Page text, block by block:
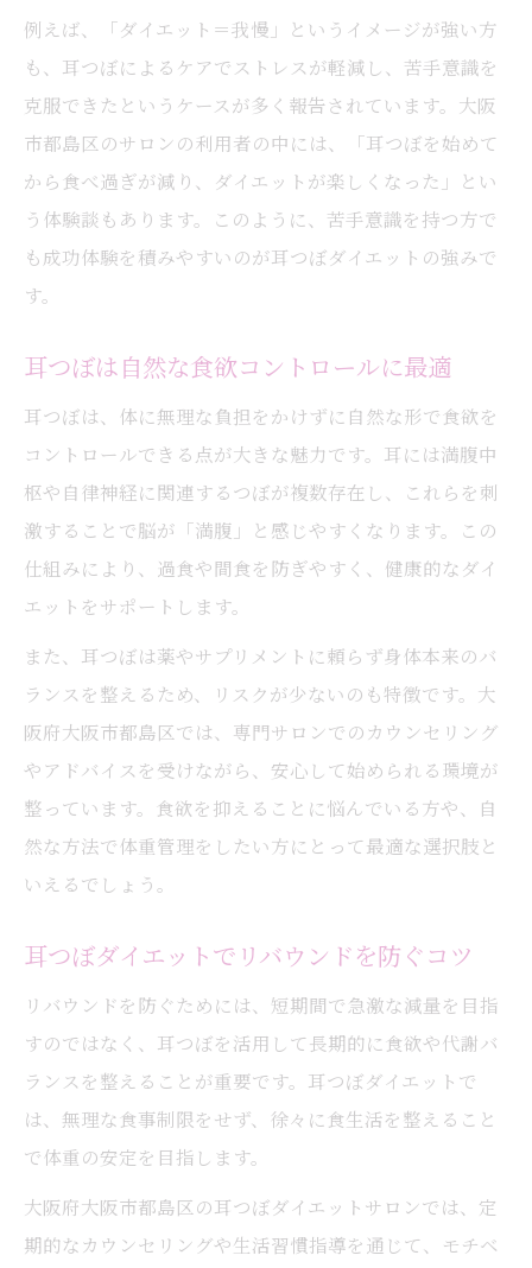
例えば、「ダイエット＝我慢」というイメージが強い方
も、耳つぼによるケアでストレスが軽減し、苦手意識を
克服できたというケースが多く報告されています。大阪
市都島区のサロンの利用者の中には、「耳つぼを始めて
から食べ過ぎが減り、ダイエットが楽しくなった」とい
う体験談もあります。このように、苦手意識を持つ方で
も成功体験を積みやすいのが耳つぼダイエットの強みで
す。
耳つぼは自然な食欲コントロールに最適
耳つぼは、体に無理な負担をかけずに自然な形で食欲を
コントロールできる点が大きな魅力です。耳には満腹中
枢や自律神経に関連するつぼが複数存在し、これらを刺
激することで脳が「満腹」と感じやすくなります。この
仕組みにより、過食や間食を防ぎやすく、健康的なダイ
エットをサポートします。
また、耳つぼは薬やサプリメントに頼らず身体本来のバ
ランスを整えるため、リスクが少ないのも特徴です。大
阪府大阪市都島区では、専門サロンでのカウンセリング
やアドバイスを受けながら、安心して始められる環境が
整っています。食欲を抑えることに悩んでいる方や、自
然な方法で体重管理をしたい方にとって最適な選択肢と
いえるでしょう。
耳つぼダイエットでリバウンドを防ぐコツ
リバウンドを防ぐためには、短期間で急激な減量を目指
すのではなく、耳つぼを活用して長期的に食欲や代謝バ
ランスを整えることが重要です。耳つぼダイエットで
は、無理な食事制限をせず、徐々に食生活を整えること
で体重の安定を目指します。
大阪府大阪市都島区の耳つぼダイエットサロンでは、定
期的なカウンセリングや生活習慣指導を通じて、モチベ